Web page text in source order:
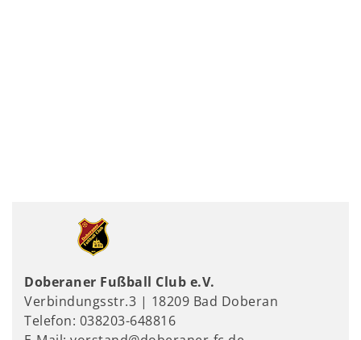
Doberaner Fußball Club e.V.
Verbindungsstr.3 | 18209 Bad Doberan
Telefon: 038203-648816